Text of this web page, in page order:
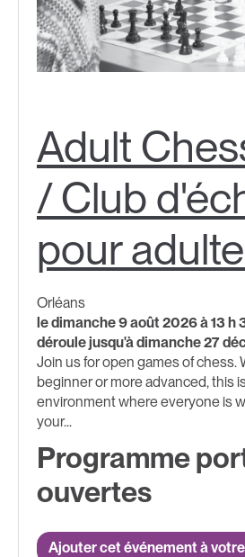
Adult
/ Club
pour
Orléans
le dimanche 9 août 2026 à 13 h
déroule jusqu'à dimanche 27
Join us for open games of chess.
beginner or more advanced, this
environment where everyone is
your...
Programme
ouvertes
Ajouter cet événement à